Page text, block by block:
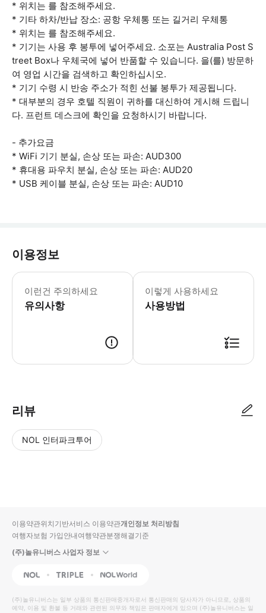
* 위치는 를 참조해주세요.
* 기타 하차/반납 장소: 공항 우체통 또는 길거리 우체통
* 위치는 를 참조해주세요.
* 기기는 사용 후 봉투에 넣어주세요. 소포는 Australia Post S
treet Box나 우체국에 넣어 반품할 수 있습니다. 을(를) 방문하
여 영업 시간을 검색하고 확인하십시오.
* 기기 수령 시 반송 주소가 적힌 선불 봉투가 제공됩니다.
* 대부분의 경우 호텔 직원이 귀하를 대신하여 게시해 드립니
다. 프런트 데스크에 확인을 요청하시기 바랍니다.
- 추가요금
* WiFi 기기 분실, 손상 또는 파손: AUD300
* 휴대용 파우치 분실, 손상 또는 파손: AUD20
* USB 케이블 분실, 손상 또는 파손: AUD10
이용정보
이런건 주의하세요
유의사항
이렇게 사용하세요
사용방법
리뷰
NOL 인터파크투어
입니
다.
높
은
동
영
순
상
이용약관위치기반서비스 이용약관개인정보 처리방침
여행자보험 가입안내여행약관분쟁해결기준
(주)놀유니버스 사업자 정보
NOL Triple Interpark Global
(주)놀유니버스는 일부 상품의 통신판매중개자로서 통신판매의 당사자가 아니므로, 상품의
예약, 이용 및 환불 등 거래와 관련된 의무와 책임은 판매자에게 있으며 (주)놀유니버스는 일